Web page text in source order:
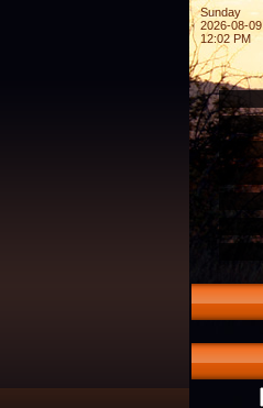
Sunday
2026-08-09
12:02 PM